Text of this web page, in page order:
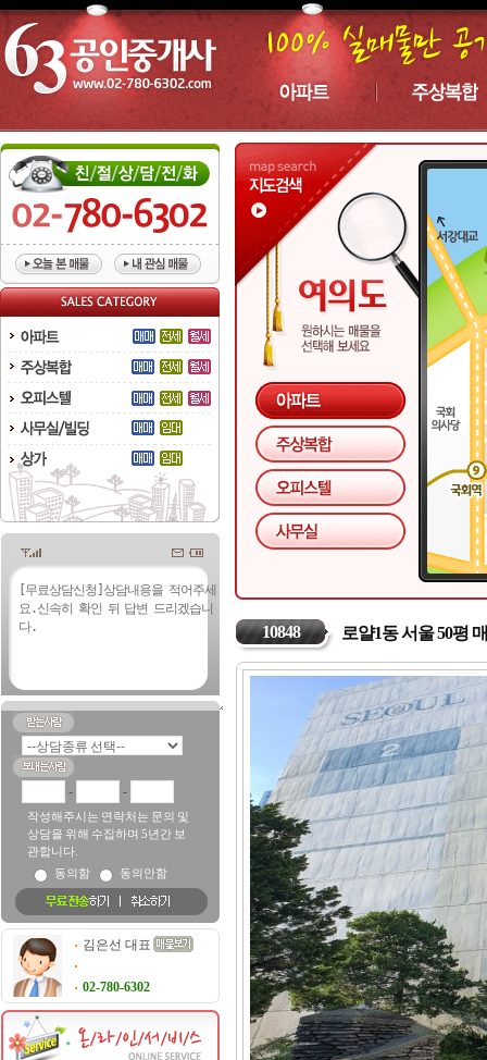
- -
작성해주시는 연락처는 문의 및
상담을 위해 수집하며 5년간 보
관합니다.
동의함
동의안함
김은선 대표
02-780-6302
10848 로얄1동 서울 50평